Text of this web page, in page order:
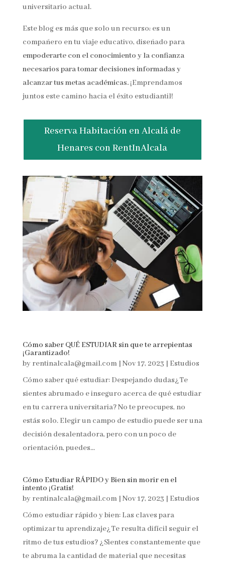
universitario actual.
Este blog es más que solo un recurso; es un
compañero en tu viaje educativo, diseñado para
empoderarte con el conocimiento y la confianza
necesarios para tomar decisiones informadas y
alcanzar tus metas académicas.¡Emprendamos
juntos este camino hacia el éxito estudiantil!
Reserva Habitación en Alcalá de
Henares con RentInAlcala
Cómo saber QUÉ ESTUDIAR sin que te arrepientas
¡Garantizado!
by rentinalcala@gmail.com| Nov 17, 2023 | Estudios
Cómo saber qué estudiar: Despejando dudas¿Te
sientes abrumado e inseguro acerca de qué estudiar
en tu carrera universitaria? No te preocupes, no
estás solo. Elegir un campo de estudio puede ser una
decisión desalentadora, pero con un poco de
orientación, puedes...
Cómo Estudiar RÁPIDO y Bien sin morir en el
intento ¡Gratis!
by rentinalcala@gmail.com| Nov 17, 2023 | Estudios
Cómo estudiar rápido y bien: Las claves para
optimizar tu aprendizaje¿Te resulta difícil seguir el
ritmo de tus estudios? ¿Sientes constantemente que
te abruma la cantidad de material que necesitas